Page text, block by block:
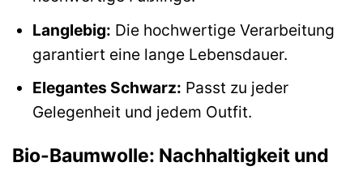
Langlebig: Die hochwertige Verarbeitung
garantiert eine lange Lebensdauer.
Elegantes Schwarz: Passt zu jeder
Gelegenheit und jedem Outfit.
Bio-Baumwolle: Nachhaltigkeit und